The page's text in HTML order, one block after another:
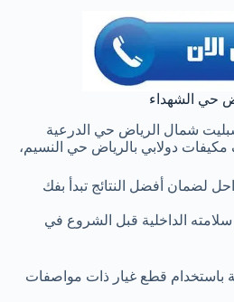
حي الشهداء
شمال الرياض حي الدرعية
مكيفات دولابي بالرياض حي النسيم،
لضمان أفضل النتائج تبدأ بفك
سلامته الداخلية قبل الشروع في
باستخدام قطع غيار ذات مواصفات